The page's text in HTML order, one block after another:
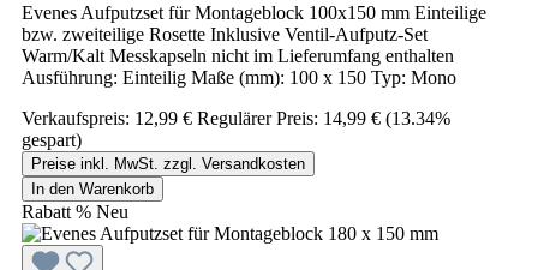
Evenes Aufputzset für Montageblock 100x150 mm Einteilige
bzw. zweiteilige Rosette Inklusive Ventil-Aufputz-Set
Warm/Kalt Messkapseln nicht im Lieferumfang enthalten
Ausführung: Einteilig Maße (mm): 100 x 150 Typ: Mono
Verkaufspreis: 12,99 € Regulärer Preis: 14,99 € (13.34%
gespart)
Preise inkl. MwSt. zzgl. Versandkosten
In den Warenkorb
Rabatt % Neu